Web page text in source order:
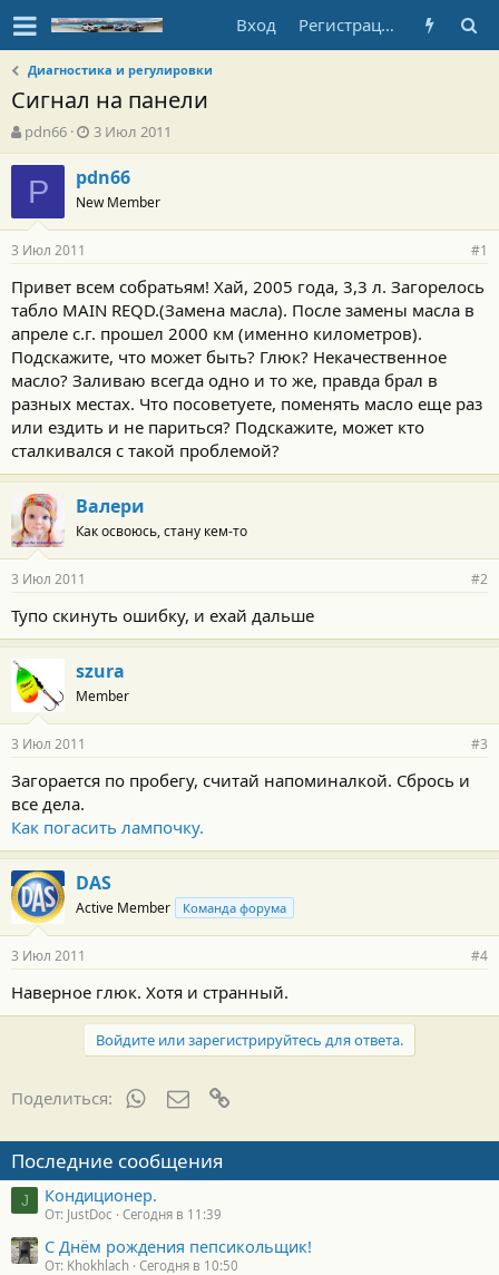
Вход Регистрация
Диагностика и регулировки
Сигнал на панели
А
в
т
т
е
м
ы
pdn66
Д
а
т
а
н
а
а
л
а
3 Июл 2011
P pdn66
New Member
3 Июл 2011 #1
Привет всем собратьям! Хай, 2005 года, 3,3 л. Загорелось
табло MAIN REQD.(Замена масла). После замены масла в
апреле с.г. прошел 2000 км (именно километров).
Подскажите, что может быть? Глюк? Некачественное
масло? Заливаю всегда одно и то же, правда брал в
разных местах. Что посоветуете, поменять масло еще раз
или ездить и не париться? Подскажите, может кто
сталкивался с такой проблемой?
Валери
Как освоюсь, стану кем-то
3 Июл 2011 #2
Тупо скинуть ошибку, и ехай дальше
szura
Member
3 Июл 2011 #3
Загорается по пробегу, считай напоминалкой. Сбрось и
все дела.
Как погасить лампочку.
DAS
Active Member Команда форума
3 Июл 2011 #4
Наверное глюк. Хотя и странный.
Войдите или зарегистрируйтесь для ответа.
Поделиться: WhatsAppЭлектронная почта
Последние сообщения
J Кондиционер.
От: JustDoc Сегодня в 11:39
С Днём рождения пепсикольщик!
От: Khokhlach Сегодня в 10:50